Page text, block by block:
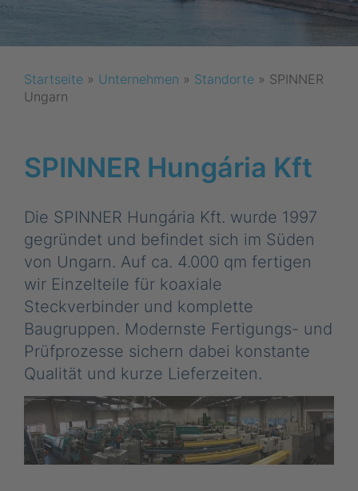
Startseite » Unternehmen » Standorte » SPINNER
Ungarn
SPINNER Hungária Kft
Die SPINNER Hungária Kft. wurde 1997
gegründet und befindet sich im Süden
von Ungarn. Auf ca. 4.000 qm fertigen
wir Einzelteile für koaxiale
Steckverbinder und komplette
Baugruppen. Modernste Fertigungs- und
Prüfprozesse sichern dabei konstante
Qualität und kurze Lieferzeiten.